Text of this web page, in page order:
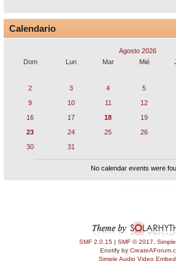
Calendario
Agosto 2026
Dom
Lun Mar Mié
2
3 4 5
9
10 11 12
16
17 18 19
23
24 25 26
30
31
No calendar events were
SMF 2.0.15 | SMF © 2017
Enotify by
Simple Audio Video